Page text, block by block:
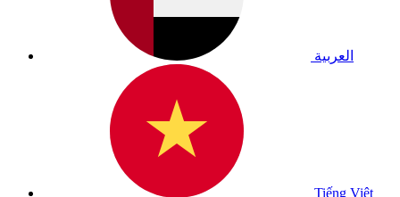
العربية
Tiếng Việt